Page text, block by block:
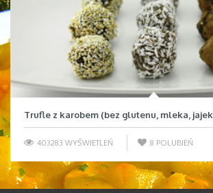
Trufle z karobem (bez glutenu, mleka,
403283 WYŚWIETLEŃ 8 POLUBIEŃ